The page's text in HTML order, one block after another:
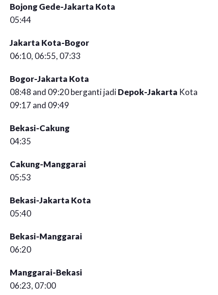
Bojong Gede-Jakarta Kota
05:44
Jakarta Kota-Bogor
06:10, 06:55, 07:33
Bogor-Jakarta Kota
08:48 and 09:20 berganti jadiDepok-Jakarta Kota
09:17 and 09:49
Bekasi-Cakung
04:35
Cakung-Manggarai
05:53
Bekasi-Jakarta Kota
05:40
Bekasi-Manggarai
06:20
Manggarai-Bekasi
06:23, 07:00